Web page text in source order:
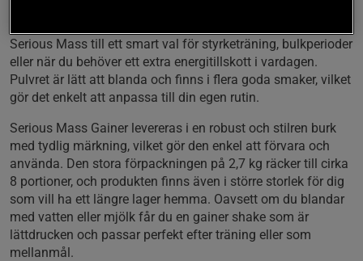
Serious Mass till ett smart val för styrketräning, bulkperioder
eller när du behöver ett extra energitillskott i vardagen.
Pulvret är lätt att blanda och finns i flera goda smaker, vilket
gör det enkelt att anpassa till din egen rutin.
Serious Mass Gainer levereras i en robust och stilren burk
med tydlig märkning, vilket gör den enkel att förvara och
använda. Den stora förpackningen på 2,7 kg räcker till cirka
8 portioner, och produkten finns även i större storlek för dig
som vill ha ett längre lager hemma. Oavsett om du blandar
med vatten eller mjölk får du en gainer shake som är
lättdrucken och passar perfekt efter träning eller som
mellanmål.